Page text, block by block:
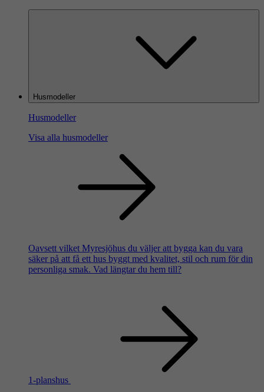
Husmodeller
Husmodeller
Visa alla husmodeller
Oavsett vilket Myresjöhus du väljer att bygga kan du vara
säker på att få ett hus byggt med kvalitet, stil och rum för din
personliga smak. Vad längtar du hem till?
1-planshus